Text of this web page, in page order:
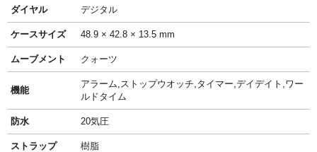
ダイヤル デジタル
ケースサイズ 48.9 × 42.8 × 13.5 mm
ムーブメント クォーツ
機能
アラーム,ストップウオッチ,タイマー,デイデイト,ワー
ルドタイム
防水 20気圧
ストラップ 樹脂